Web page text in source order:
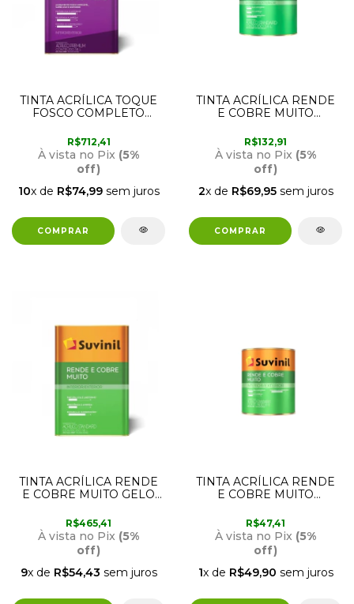
TINTA ACRÍLICA TOQUE
FOSCO COMPLETO
LITROS SUVINIL
R$712,41
À vista no Pix (5%
off)
10x de R$74,99sem juros
TINTA ACRÍLICA RENDE
E COBRE MUITO
SUVINIL
R$132,91
À vista no Pix (5%
off)
2x de R$69,95sem juros
TINTA ACRÍLICA RENDE
E COBRE MUITO GELO
R$465,41
À vista no Pix (5%
off)
9x de R$54,43 sem juros
TINTA ACRÍLICA RENDE
E COBRE MUITO
SUVINIL
R$47,41
À vista no Pix (5%
off)
1x de R$49,90 sem juros